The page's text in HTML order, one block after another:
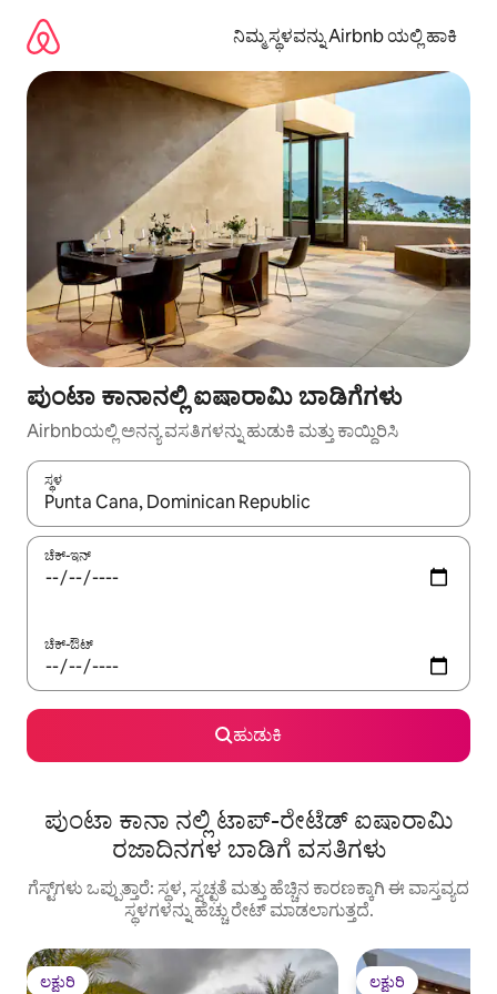
ಹೋಗಿ
ನಿಮ್ಮ ಸ್ಥಳವನ್ನು Airbnb ಯಲ್ಲಿ ಹಾಕಿ
ಪುಂಟಾ ಕಾನಾನಲ್ಲಿ ಐಷಾರಾಮಿ ಬಾಡಿಗೆಗಳು
Airbnbಯಲ್ಲಿ ಅನನ್ಯ ವಸತಿಗಳನ್ನು ಹುಡುಕಿ ಮತ್ತು ಕಾಯ್ದಿರಿಸಿ
ಸ್ಥಳ
ಫಲಿತಾಂಶಗಳು ಲಭ್ಯವಿರುವಾಗ, ಅಪ್ ಮತ್ತು ಡೌನ್ ಬಾಣದ ಕೀಲಿಗಳೊಂದಿಗೆ
ಚೆಕ್-ಇನ್
ಚೆಕ್-ಔಟ್
ಹುಡುಕಿ
ಪುಂಟಾ ಕಾನಾ ನಲ್ಲಿ ಟಾಪ್-ರೇಟೆಡ್ ಐಷಾರಾಮಿ
ರಜಾದಿನಗಳ ಬಾಡಿಗೆ ವಸತಿಗಳು
ಗೆಸ್ಟ್‌ಗಳು ಒಪ್ಪುತ್ತಾರೆ: ಸ್ಥಳ, ಸ್ವಚ್ಛತೆ ಮತ್ತು ಹೆಚ್ಚಿನ ಕಾರಣಕ್ಕಾಗಿ ಈ ವಾಸ್ತವ್ಯದ
ಸ್ಥಳಗಳನ್ನು ಹೆಚ್ಚು ರೇಟ್ ಮಾಡಲಾಗುತ್ತದೆ.
ಲಕ್ಷುರಿ ಲಕ್ಷುರಿ